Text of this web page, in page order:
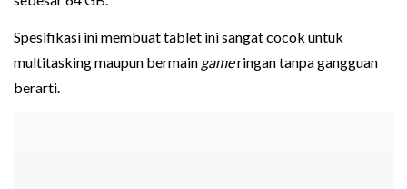
Spesifikasi ini membuat tablet ini sangat cocok untuk
multitasking maupun bermain gameringan tanpa gangguan
berarti.